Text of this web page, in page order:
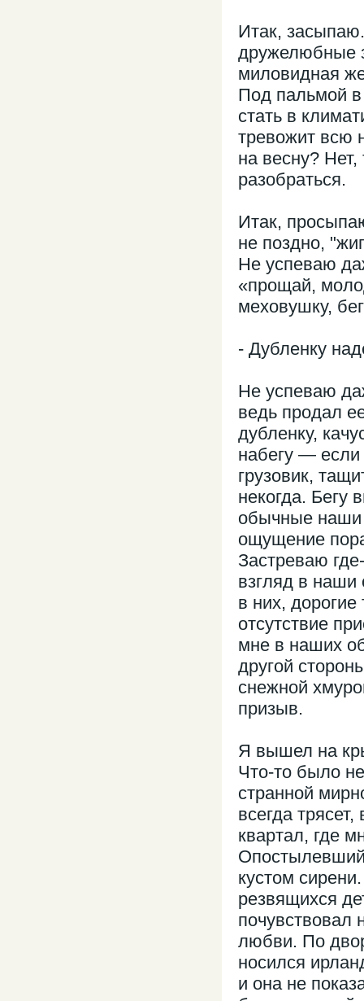
Итак,
дружелюбные
миловидная
Под пальмой
стать в
тревожит всю
на весну?
разобраться.
Итак,
не поздно,
Не успеваю
«прощай,
меховушку,
- Дубленку
Не успеваю
ведь продал
дубленку,
набегу — если
грузовик,
некогда. Бегу
обычные наши
ощущение
Застреваю
взгляд в
в них,
отсутствие
мне в наших
другой
снежной
призыв.
Я вышел на
Что-то было
странной
всегда
квартал, где
кустом
резвящихся
любви. По
носился
и она не